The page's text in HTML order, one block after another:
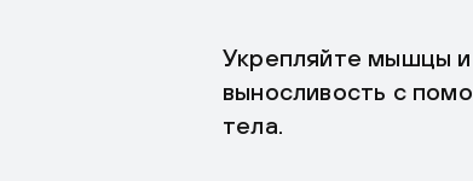
Укрепляйте мышцы
выносливость с
тела.